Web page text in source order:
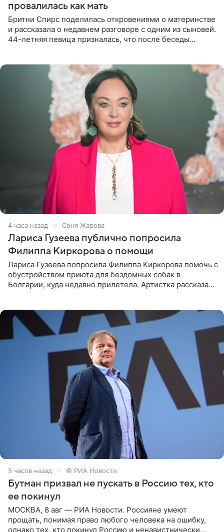
провалилась как мать
Бритни Спирс поделилась откровениями о материнстве
и рассказала о недавнем разговоре с одним из сыновей.
44-летняя певица призналась, что после беседы
4 часа назад Соня Жарова
Лариса Гузеева публично попросила
Филиппа Киркорова о помощи
Лариса Гузеева попросила Филиппа Киркорова помочь с
обустройством приюта для бездомных собак в
Болгарии, куда недавно прилетела. Артистка рассказала
5 часов назад © РИА Новости
Бутман призвал не пускать в Россию тех, кто
ее покинул
МОСКВА, 8 авг — РИА Новости. Россияне умеют
прощать, понимая право любого человека на ошибку,
однако тех, кто покинул Россию и ненавистнически